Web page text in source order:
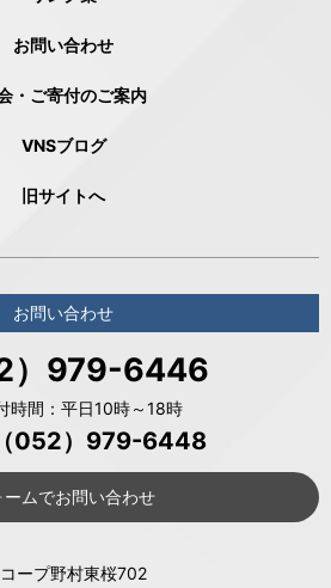
お問い合わせ
・ご寄付のご案内
VNSブログ
旧サイトへ
お問い合わせ
）979-6446
時間：平日10時～18時
052）979-6448
ームでお問い合わせ
ープ野村東桜702